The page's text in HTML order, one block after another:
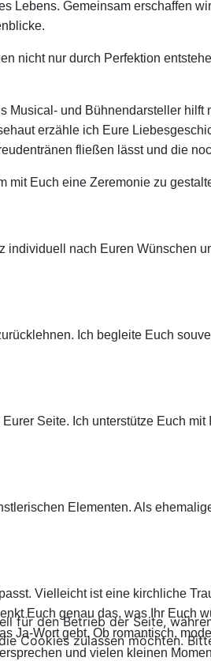
Lebens. Gemeinsam erschaffen
nicht nur durch Perfektion
und Bühnendarsteller
erzähle ich Eure
fließen lässt und die
mit Euch eine Zeremonie zu
nach Euren Wünschen
Ich begleite Euch
Seite. Ich unterstütze Euch
Elementen. Als
Vielleicht ist eine kirchliche
Euch genau das, was Ihr Euch
Ja-Wort gebt. Ob romantisch,
und vielen kleinen
für den Betrieb der Seite,
Cookies zulassen möchten.